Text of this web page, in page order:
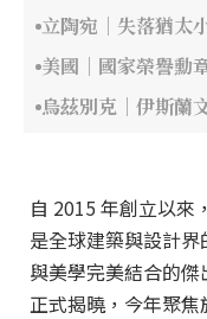
立陶宛｜失落猶太
美國｜國家榮譽勳
烏茲別克｜伊斯蘭
自 2015 年創立以來
是全球建築與設計
與美學完美結合的
正式揭曉，今年聚